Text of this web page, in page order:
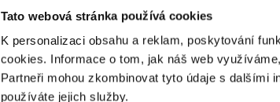
Tato webová stránka používá cookies
K personalizaci obsahu a reklam, poskytování
cookies. Informace o tom, jak náš web
Partneři mohou zkombinovat tyto údaje s dalšími
používáte jejich služby.
Uživatelskou
Přihlásit